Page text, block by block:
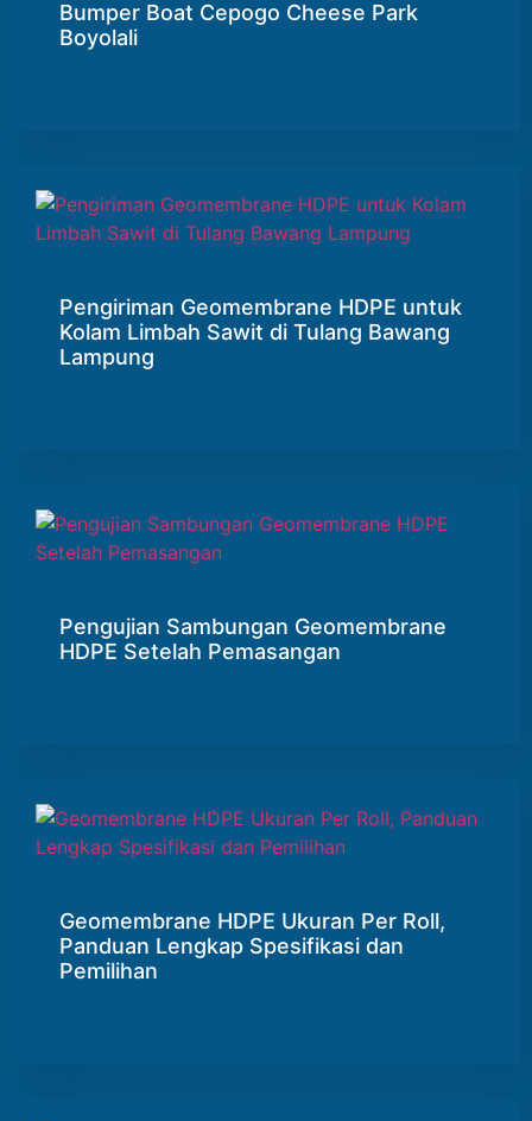
Bumper Boat Cepogo Cheese Park
Boyolali
Pengiriman Geomembrane HDPE untuk
Kolam Limbah Sawit di Tulang Bawang
Lampung
Pengujian Sambungan Geomembrane
HDPE Setelah Pemasangan
Geomembrane HDPE Ukuran Per Roll,
Panduan Lengkap Spesifikasi dan
Pemilihan